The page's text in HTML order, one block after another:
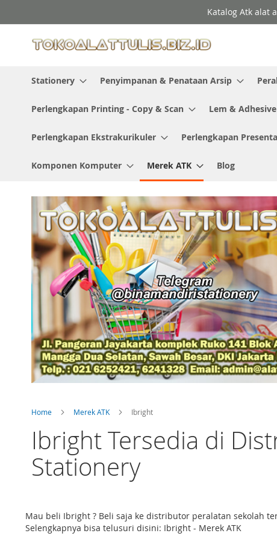
to
Katalog Atk alat
Stationery
Penyimpanan & Penataan Arsip
Perlengkapan Printing - Copy & Scan Lem &
Perlengkapan Ekstrakurikuler Perlengkapan
Komponen Komputer Merek ATK Blog
Home Merek ATK Ibright
Ibright Tersedia di
Stationery
Mau beli Ibright ? Beli saja ke distributor peralatan sekolah
Selengkapnya bisa telusuri disini: Ibright - Merek ATK